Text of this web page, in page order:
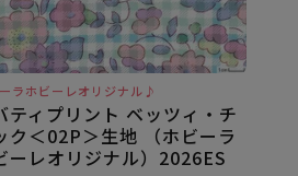
ラホビーレオリジナル♪
ティプリント ベッツィ・チ
ク＜02P＞生地 （ホビーラ
ーレオリジナル）2026ES